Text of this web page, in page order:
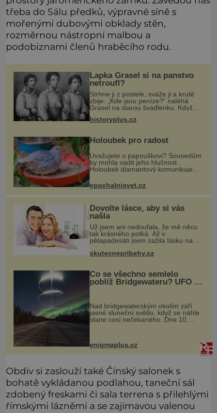
třeba do Sálu předků, výpravné síně s
mořenými dubovými obklady stěn,
rozměrnou nástropní malbou a
podobiznami členů hraběcího rodu.
Lapka Grasel si na panstvo
netroufl?
Strhne ji z postele, sváže ji a krutě
zbije. „Kde jsou peníze?“ naléhá
Grasel na starou švadlenku. Když
nemůže, protože žádné nemá,
historyplus.cz
Holoubek pro radost
Uvažujete o papouškovi? Sousedům
by mohla vadit jeho hlučnost.
Holoubek diamantový komunikuje
roztomilý a hodí se i pro chovatele
začátečníky. Jedná se o nenároč
epochalnisvet.cz
Dovolte lásce, aby si vás
našla
Už jsem ani nedoufala, že mě něco
tak krásného potká. Až v
pětapadesáti jsem zažila lásku na
vdávala, když mi bylo dvacet. Oba
skutecnepribehy.cz
Co se všechno semlelo
poblíž Bridgewateru? UFO na
Nad bridgewaterským okolím září
jasné sluneční světlo, když se náhle
stane cosi nečekaného. Dne 10.
května roku 1760 v deset hodin
přeletu UFO
enigmaplus.cz
Obdiv si zaslouží také Čínský salonek s
bohatě vykládanou podlahou, taneční sál
zdobený freskami či sala terrena s přilehlými
římskými lázněmi a se zajímavou valenou